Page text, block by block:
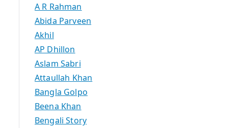
A R Rahman
Abida Parveen
Akhil
AP Dhillon
Aslam Sabri
Attaullah Khan
Bangla Golpo
Beena Khan
Bengali Story